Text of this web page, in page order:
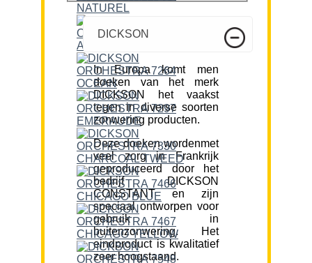
DICKSON
In Europa komt men
doeken van het merk
DICKSON het vaakst
tegen in diverse soorten
zonwering producten.
Deze doeken wordenmet
veel zorg in Frankrijk
geproduceerd door het
bedrijf DICKSON
CONSTANT en zijn
speciaal ontworpen voor
gebruik in
buitenzonwering. Het
eindproduct is kwalitatief
zeer hoogstaand.